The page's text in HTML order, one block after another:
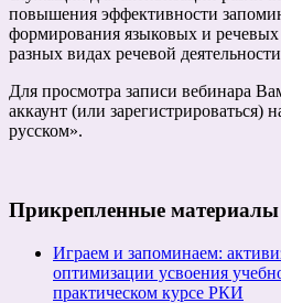
повышения эффективности
формирования языковых и
разных видах речевой
Для просмотра записи вебинара
аккаунт (или зарегистрироваться)
русском».
Прикрепленные материалы
Играем и запоминаем:
оптимизации усвоения
практическом курсе РКИ